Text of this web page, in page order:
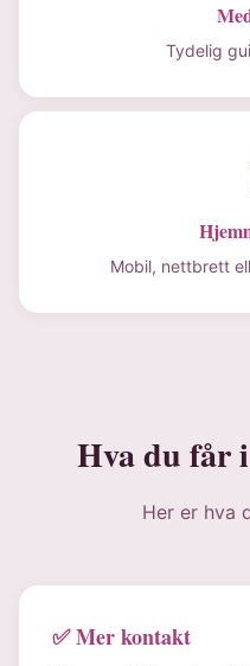
Tydelig
Mobil, nettbrett
Hva du får
Her er hva
✅ Mer kontakt